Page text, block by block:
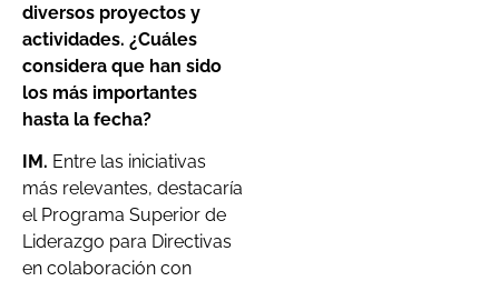
diversos proyectos y
actividades. ¿Cuáles
considera que han sido
los más importantes
hasta la fecha?
IM. Entre las iniciativas
más relevantes, destacaría
el Programa Superior de
Liderazgo para Directivas
en colaboración con